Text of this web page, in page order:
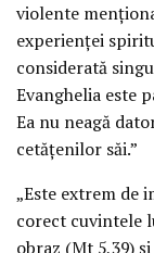
violente
experienței
considerată
Evanghelia este
Ea nu neagă
cetățenilor săi.”
„Este extrem de
corect cuvintele
obraz (Mt 5,39)